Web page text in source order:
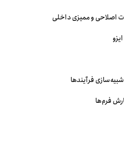
اصلاحی و ممیزی داخلی
فرآیندها
فرم‌ها